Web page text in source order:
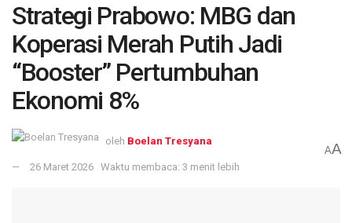
Strategi Prabowo: MBG dan
Koperasi Merah Putih Jadi
“Booster” Pertumbuhan
Ekonomi 8%
oleh Boelan Tresyana
26 Maret 2026 Waktu membaca: 3 menit lebih
AA